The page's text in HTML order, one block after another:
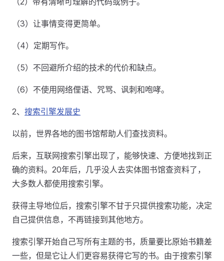
（3）让事情变得更简单。
（4）定期写作。
（5）不回避所介绍的技术的代价和缺点。
（6）不使用网络俚语、咒骂、讽刺和咆哮。
2、 搜索引擎发展史
以前，世界各地的图书馆帮助人们查找资料。
后来，互联网搜索引擎出现了，能够快速、方便地找到正
确的资料。20年后，几乎没人去实体图书馆查资料了，
大多数人都使用搜索引擎。
获得主导地位后，搜索引擎不甘于只提供搜索功能，决定
自己提供信息，不再链接到其他地方。
搜索引擎开始自己写所有主题的书，质量要比原始书籍差
一些，但是它让人们更容易获得它写的书。由于搜索引擎